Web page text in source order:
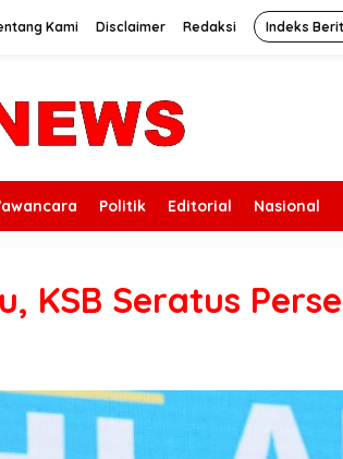
Kami Disclaimer Redaksi Indeks
Politik Editorial Nasional
KSB Seratus